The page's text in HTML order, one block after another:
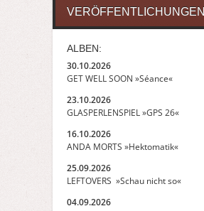
VERÖFFENTLICHUNGEN
ALBEN:
30.10.2026
GET WELL SOON »Séance«
23.10.2026
GLASPERLENSPIEL »GPS 26«
16.10.2026
ANDA MORTS »Hektomatik«
25.09.2026
LEFTOVERS »Schau nicht so«
04.09.2026